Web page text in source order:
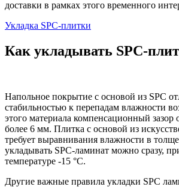
доставки в рамках этого временного
Укладка SPC-плитки
Как укладывать SPC-
Напольное покрытие с основой из SPC
стабильностью к перепадам влажности
этого материала компенсационный зазор
более 6 мм. Плитка с основой из
требует выравнивания влажности в
укладывать SPC-ламинат можно сразу,
температуре -15 °C.
Другие важные правила укладки SPC